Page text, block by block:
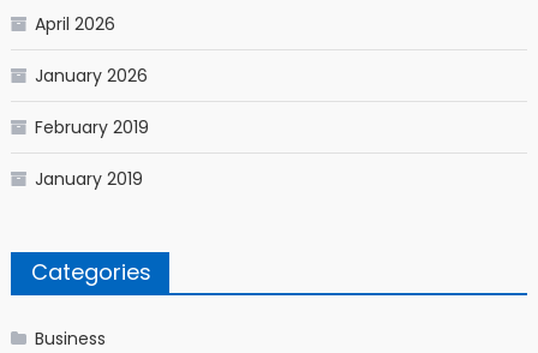
April 2026
January 2026
February 2019
January 2019
Categories
Business